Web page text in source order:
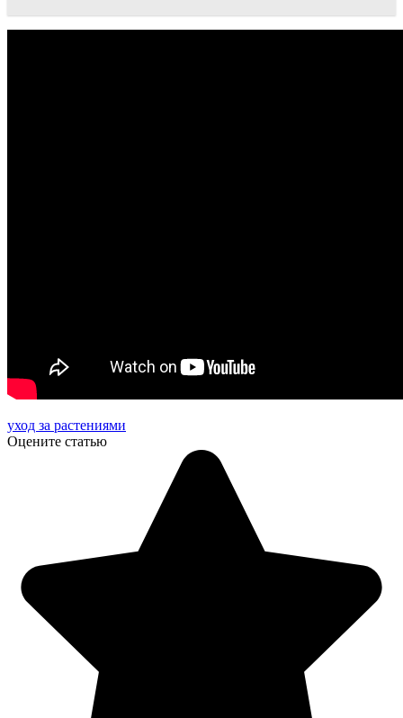
уход за растениями
Оцените статью